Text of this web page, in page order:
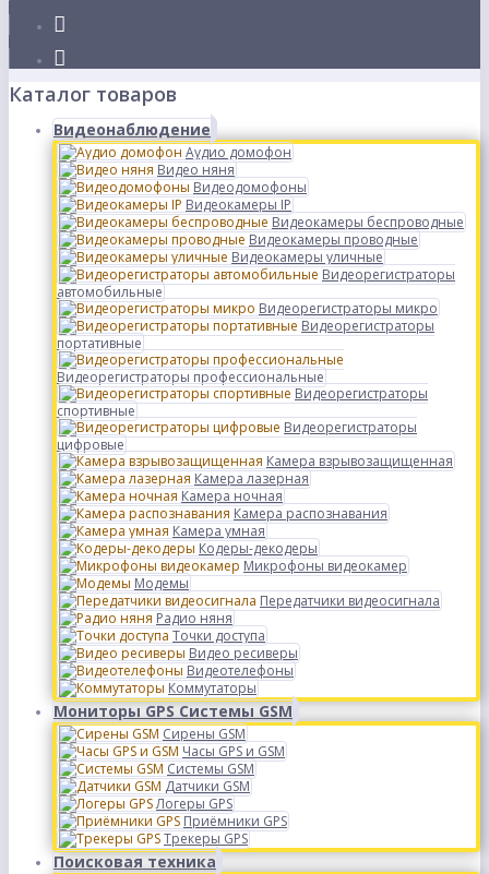
Каталог товаров
Видеонаблюдение
Аудио домофон
Видео няня
Видеодомофоны
Видеокамеры IP
Видеокамеры беспроводные
Видеокамеры проводные
Видеокамеры уличные
Видеорегистраторы
автомобильные
Видеорегистраторы микро
Видеорегистраторы
портативные
Видеорегистраторы профессиональные
Видеорегистраторы
спортивные
Видеорегистраторы
цифровые
Камера взрывозащищенная
Камера лазерная
Камера ночная
Камера распознавания
Камера умная
Кодеры-декодеры
Микрофоны видеокамер
Модемы
Передатчики видеосигнала
Радио няня
Точки доступа
Видео ресиверы
Видеотелефоны
Коммутаторы
Мониторы GPS Системы GSM
Сирены GSM
Часы GPS и GSM
Системы GSM
Датчики GSM
Логеры GPS
Приёмники GPS
Трекеры GPS
Поисковая техника